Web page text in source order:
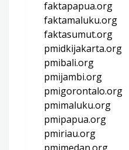
faktapapua.org
faktamaluku.org
faktasumut.org
pmidkijakarta.org
pmibali.org
pmijambi.org
pmigorontalo.org
pmimaluku.org
pmipapua.org
pmiriau.org